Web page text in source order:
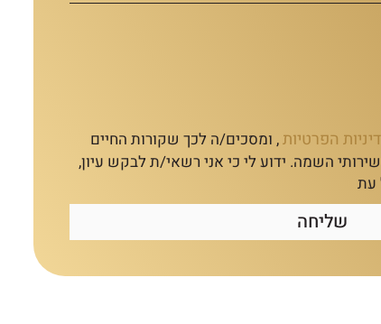
הפרטיות, ומסכים/ה לכך שקורות החיים
השמה. ידוע לי כי אני רשאי/ת לבקש עיון,
עת
שליחה